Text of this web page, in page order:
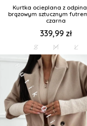
Kurtka ocieplana z
brązowym sztucznym
czarna
339,99 zł
S M L